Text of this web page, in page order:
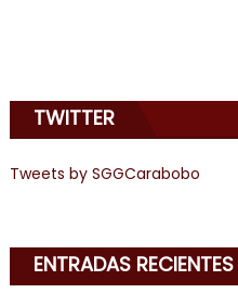
about
joys
of
i
am
TWITTER
Tweets by SGGCarabobo
ENTRADAS RECIENTES